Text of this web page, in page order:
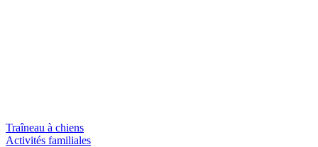
Traîneau à chiens
Activités familiales